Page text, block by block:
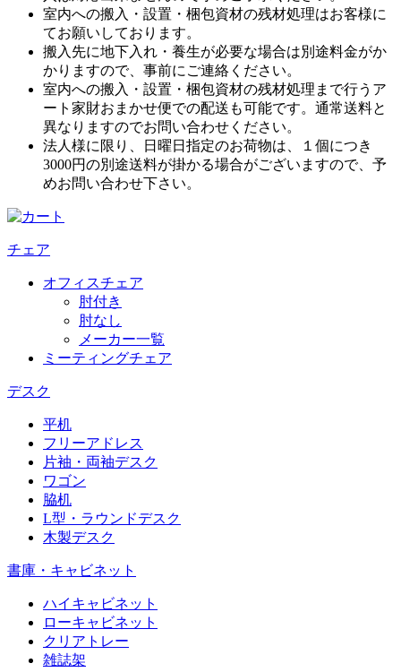
室内への搬入・設置・梱包資材の残材処理はお客様に
てお願いしております。
搬入先に地下入れ・養生が必要な場合は別途料金がか
かりますので、事前にご連絡ください。
室内への搬入・設置・梱包資材の残材処理まで行うア
ート家財おまかせ便での配送も可能です。通常送料と
異なりますのでお問い合わせください。
法人様に限り、日曜日指定のお荷物は、１個につき
3000円の別途送料が掛かる場合がございますので、予
めお問い合わせ下さい。
チェア
オフィスチェア
肘付き
肘なし
メーカー一覧
ミーティングチェア
デスク
平机
フリーアドレス
片袖・両袖デスク
ワゴン
脇机
L型・ラウンドデスク
木製デスク
書庫・キャビネット
ハイキャビネット
ローキャビネット
クリアトレー
雑誌架